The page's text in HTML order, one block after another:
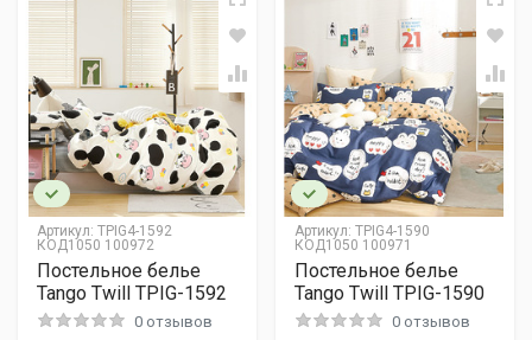
Артикул: TPIG4-1592
КОД1050 100972
Постельное белье
Tango Twill TPIG-1592
0 отзывов
Артикул: TPIG4-1590
КОД1050 100971
Постельное белье
Tango Twill TPIG-1590
0 отзывов